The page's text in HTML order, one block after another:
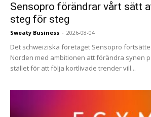
Sensopro förändrar vårt sätt
steg för steg
Sweaty Business - 2026-08-04
Det schweiziska företaget Sensopro
Norden med ambitionen att förändra synen
stället för att följa kortlivade trender vill...